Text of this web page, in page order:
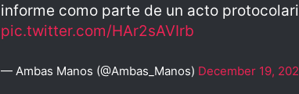
informe como parte de un acto
pic.twitter.com/HAr2sAVIrb
— Ambas Manos (@Ambas_Manos) December 19,